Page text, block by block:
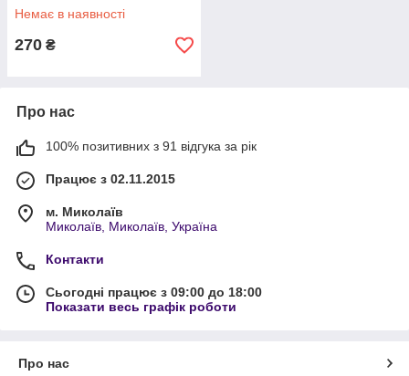
Немає в наявності
270 ₴
Про нас
100% позитивних з 91 відгука за рік
Працює з 02.11.2015
м. Миколаїв
Миколаїв, Миколаїв, Україна
Контакти
Сьогодні працює з 09:00 до 18:00
Показати весь графік роботи
Про нас